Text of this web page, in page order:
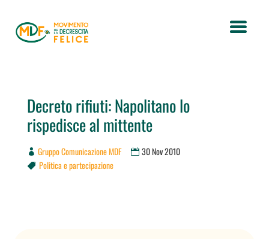
Decreto rifiuti: Napolitano lo
rispedisce al mittente
Gruppo Comunicazione MDF 30 Nov 2010
 Politica e partecipazione